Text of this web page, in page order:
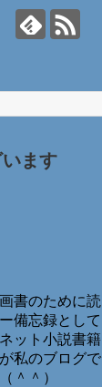
ます
書のために読
備忘録として
ット小説書籍
私のブログで
＾＾）